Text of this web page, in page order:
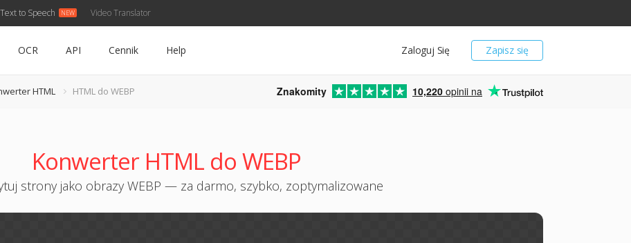
Text to Speech Video Translator
Zapisz się
Zaloguj Się
OCR API Cennik Help
HTML HTML do WEBP Znakomity 10,220 opinii na
Konwerter HTML do WEBP
strony jako obrazy WEBP — za darmo, szybko, zoptymalizowane